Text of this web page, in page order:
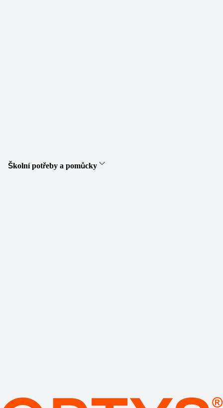
Školní potřeby a pomůcky